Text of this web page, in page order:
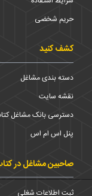
حریم شخضی
کشف کنید
دسته بندی مشاغل
نقشه سایت
دسترسی بانک مشاغل
پنل اس ام اس
صاحبین مشاغل در
ثبت اطلاعات شغلی